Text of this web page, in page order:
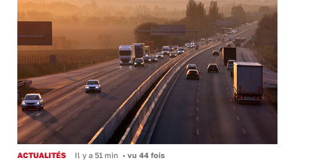
ACTUALITÉS Il y a 51 min • vu 44 fois